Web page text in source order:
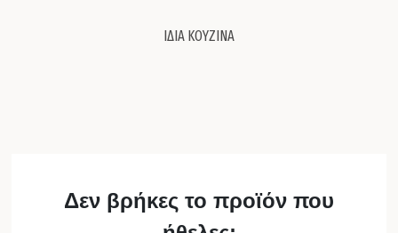
ΙΔΙΑ ΚΟΥΖΙΝΑ
Δεν βρήκες το προϊόν που